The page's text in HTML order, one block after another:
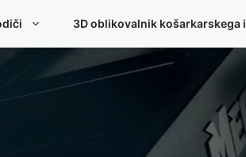
3D oblikovalnik košarkarskega